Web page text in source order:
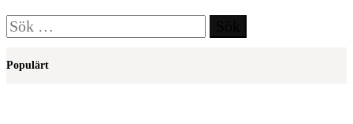
Sök
efter:
Populärt